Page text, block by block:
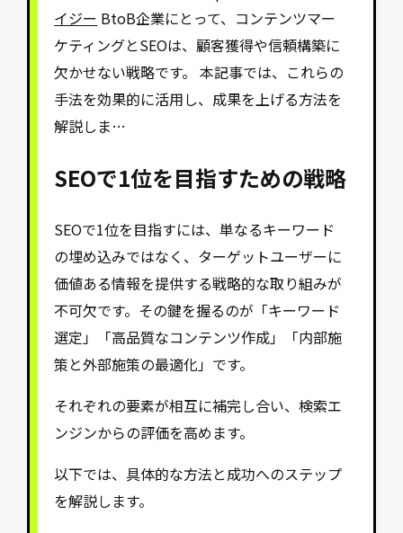
イジー BtoB企業にとって、コンテンツマー
ケティングとSEOは、顧客獲得や信頼構築に
欠かせない戦略です。 本記事では、これらの
手法を効果的に活用し、成果を上げる方法を
解説しま…
SEOで1位を目指すための戦略
SEOで1位を目指すには、単なるキーワード
の埋め込みではなく、ターゲットユーザーに
価値ある情報を提供する戦略的な取り組みが
不可欠です。その鍵を握るのが「キーワード
選定」「高品質なコンテンツ作成」「内部施
策と外部施策の最適化」です。
それぞれの要素が相互に補完し合い、検索エ
ンジンからの評価を高めます。
以下では、具体的な方法と成功へのステップ
を解説します。